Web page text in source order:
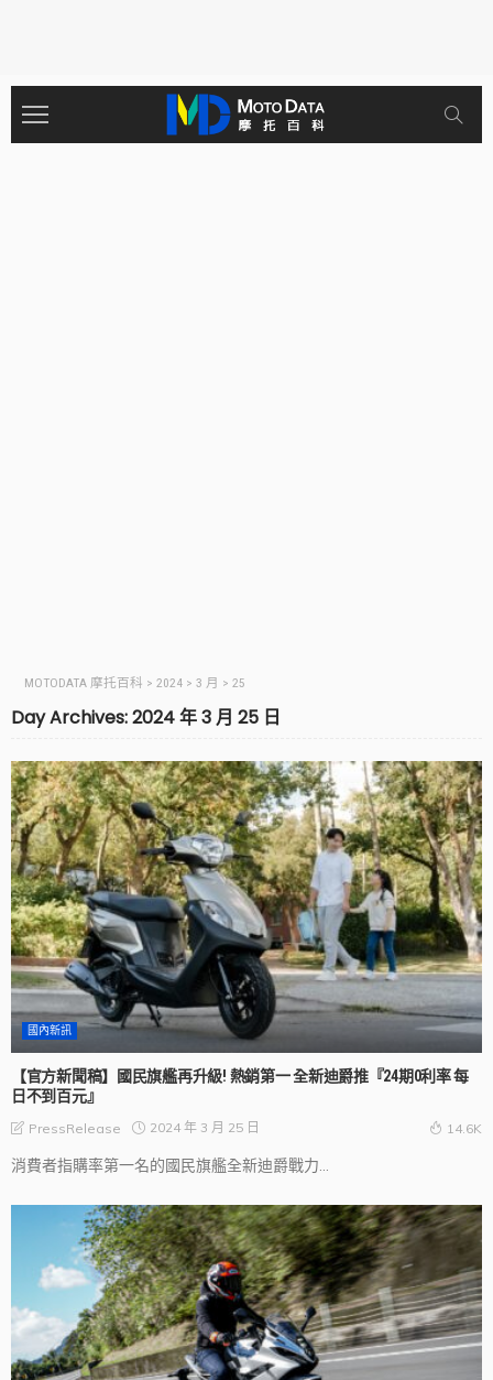
MOTODATA 摩托百科 > 2024 > 3 月 > 25
Day Archives: 2024 年 3 月 25 日
國內新訊
【官方新聞稿】國民旗艦再升級! 熱銷第一 全新迪爵推『24期0利率 每
日不到百元』
PressRelease 2024 年 3 月 25 日 14.6K
消費者指購率第一名的國民旗艦全新迪爵戰力...